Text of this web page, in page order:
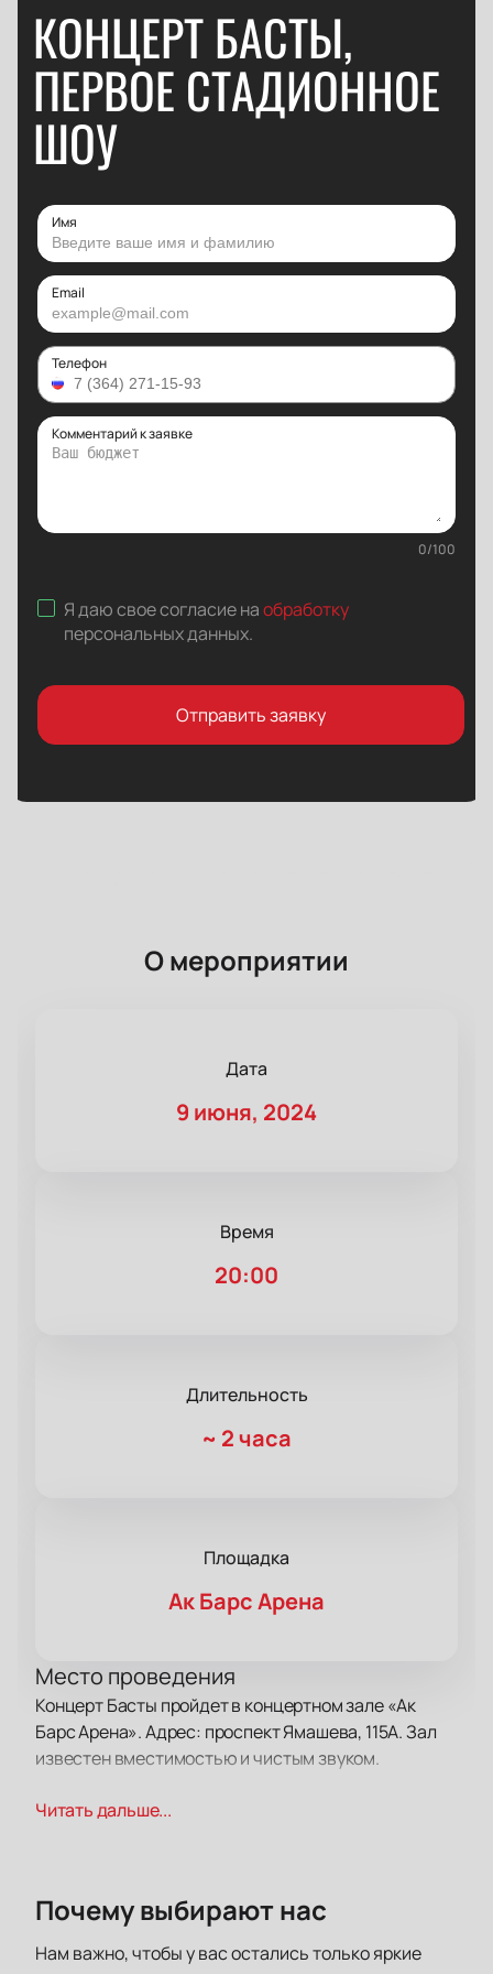
КОНЦЕРТ БАСТЫ,
ПЕРВОЕ СТАДИОННОЕ
ШОУ
Имя
Email
Телефон
Комментарий к заявке
0/100
Я даю свое согласие наобработку
персональных данных.
Отправить заявку
О мероприятии
Дата
9 июня, 2024
Время
20:00
Длительность
~ 2 часа
Площадка
Ак Барс Арена
Место проведения
Концерт Басты пройдет в концертном зале «Ак
Барс Арена». Адрес: проспект Ямашева, 115А. Зал
известен вместимостью и чистым звуком.
О концерте
прозвучат известные треки и свежие работы.
Артист часто радует публику новыми релизами.
Читать дальше...
Почему выбирают нас
Нам важно, чтобы у вас остались только яркие